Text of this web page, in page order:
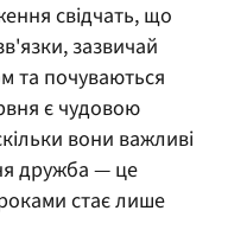
свідчать, що
зазвичай
та почуваються
є чудовою
вони важливі
дружба — це
стає лише